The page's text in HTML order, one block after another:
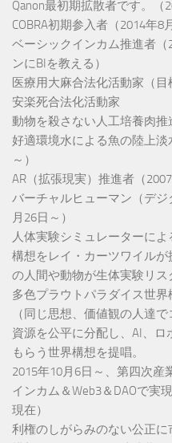
Qanon最初期拡散者です。（
COBRA初期参入者（2014年8
ベーシックインカム推進者
ンにBIを教える）
医療用大麻合法化活動家（目
安楽死合法化活動家
動物を殺さない人工培養肉推
好適環境水による魚の陸上淡
～）
AR（拡張現実）推進者（2007
バーチャルヒューマン（デ
月26日～）
人体実験シミュレーターに
構想をレイ・カーツワイル
の人間や動物が生体実験リス
多色プラウトパラダイス世界
（同じ思想、価値観の人達
資源を公平に分配し、AI、
もらう世界構想を提唱。
2015年10月6日～、第四次産
インカム＆Web3＆DAOで実
現在）
利権のしがらみのない公正